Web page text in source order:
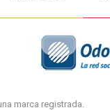
marca registrada.